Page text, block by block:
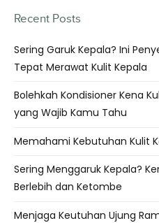
Recent Posts
Sering Garuk Kepala? Ini
Tepat Merawat Kulit Kepala
Bolehkah Kondisioner Kena
yang Wajib Kamu Tahu
Memahami Kebutuhan Kulit
Sering Menggaruk Kepala?
Berlebih dan Ketombe
Menjaga Keutuhan Ujung